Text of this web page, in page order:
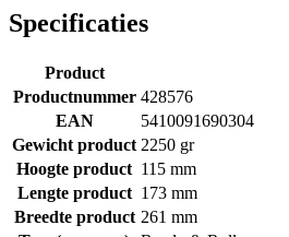
Specificaties
Product
Productnummer 428576
EAN
5410091690304
Gewicht product 2250 gr
Hoogte product 115 mm
Lengte product 173 mm
Breedte product 261 mm